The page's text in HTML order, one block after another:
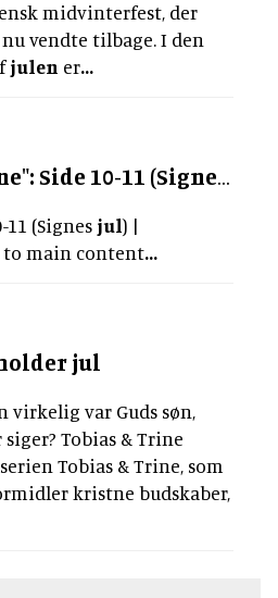
midvinterfest, der
vendte tilbage. I den
julen er...
Opslag fra "Signe": Side 10-11 (Signes
11 (Signes jul) |
to main content...
jul
virkelig var Guds søn,
Tobias & Trine
Tobias & Trine, som
kristne budskaber,